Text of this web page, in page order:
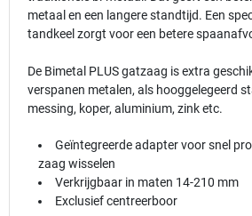
metaal en een langere standtijd. Een
tandkeel zorgt voor een betere
De Bimetal PLUS gatzaag is extra
verspanen metalen, als hooggelegeerd
messing, koper, aluminium, zink etc.
Geïntegreerde adapter voor snel
zaag wisselen
Verkrijgbaar in maten 14-210 mm
Exclusief centreerboor